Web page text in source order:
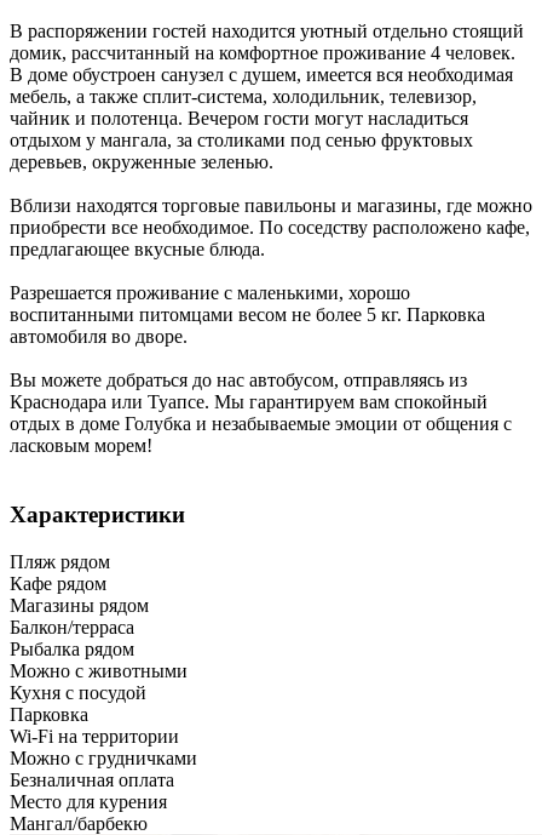
В распоряжении гостей находится уютный отдельно стоящий
домик, рассчитанный на комфортное проживание 4 человек.
В доме обустроен санузел с душем, имеется вся необходимая
мебель, а также сплит-система, холодильник, телевизор,
чайник и полотенца. Вечером гости могут насладиться
отдыхом у мангала, за столиками под сенью фруктовых
деревьев, окруженные зеленью.
Вблизи находятся торговые павильоны и магазины, где можно
приобрести все необходимое. По соседству расположено кафе,
предлагающее вкусные блюда.
Разрешается проживание с маленькими, хорошо
воспитанными питомцами весом не более 5 кг. Парковка
автомобиля во дворе.
Вы можете добраться до нас автобусом, отправляясь из
Краснодара или Туапсе. Мы гарантируем вам спокойный
отдых в доме Голубка и незабываемые эмоции от общения с
ласковым морем!
Характеристики
Пляж рядом
Кафе рядом
Магазины рядом
Балкон/терраса
Рыбалка рядом
Можно с животными
Кухня с посудой
Парковка
Wi-Fi на территории
Можно с грудничками
Безналичная оплата
Место для курения
Мангал/барбекю